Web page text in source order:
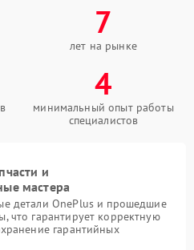
7
лет на рынке
4
минимальный опыт работы
специалистов
и
мастера
детали OnePlus и прошедшие
что гарантирует корректную
гарантийных